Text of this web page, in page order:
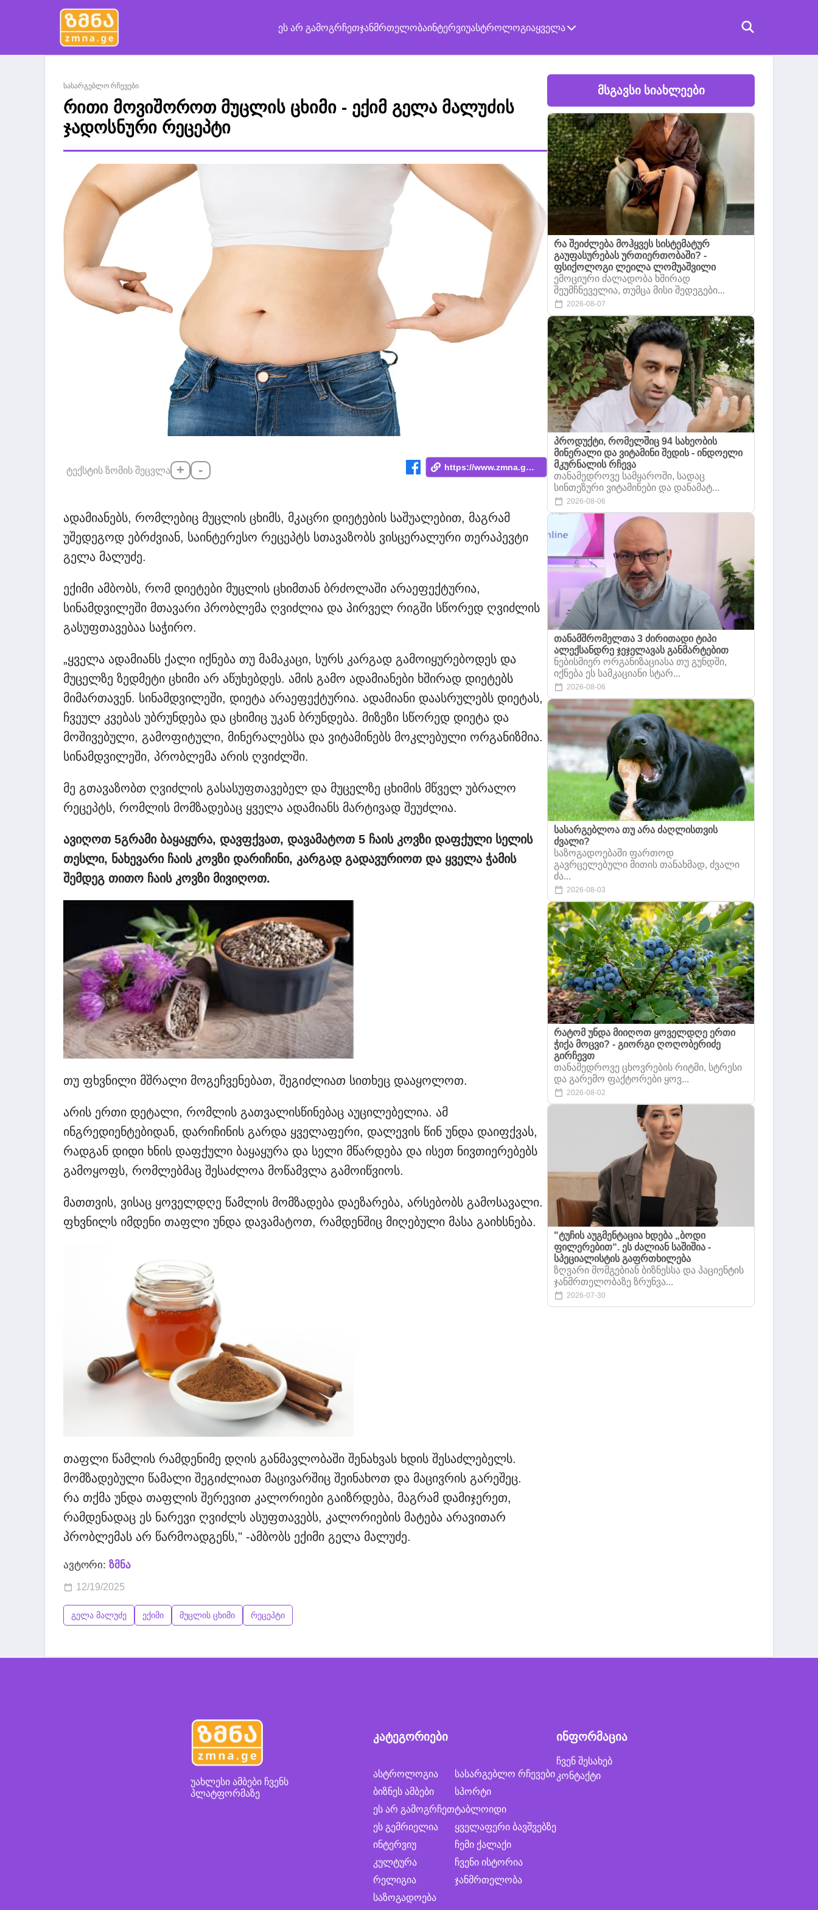
ეს არ გამოგრჩეთჯანმრთელობაინტერვიუასტროლოგიაყველა
სასარგებლო რჩევები
რითი მოვიშოროთ მუცლის ცხიმი - ექიმ გელა მალუძის
ჯადოსნური რეცეპტი
ტექსტის ზომის შეცვლა + - https://www.zmna.ge/news/mutslis-tskhimi...
ადამიანებს, რომლებიც მუცლის ცხიმს, მკაცრი დიეტების საშუალებით, მაგრამ
უშედეგოდ ებრძვიან, საინტერესო რეცეპტს სთავაზობს ვისცერალური თერაპევტი
გელა მალუძე.
ექიმი ამბობს, რომ დიეტები მუცლის ცხიმთან ბრძოლაში არაეფექტურია,
სინამდვილეში მთავარი პრობლემა ღვიძლია და პირველ რიგში სწორედ ღვიძლის
გასუფთავებაა საჭირო.
„ყველა ადამიანს ქალი იქნება თუ მამაკაცი, სურს კარგად გამოიყურებოდეს და
მუცელზე ზედმეტი ცხიმი არ აწუხებდეს. ამის გამო ადამიანები ხშირად დიეტებს
მიმართავენ. სინამდვილეში, დიეტა არაეფექტურია. ადამიანი დაასრულებს დიეტას,
ჩვეულ კვებას უბრუნდება და ცხიმიც უკან ბრუნდება. მიზეზი სწორედ დიეტა და
მოშივებული, გამოფიტული, მინერალებსა და ვიტამინებს მოკლებული ორგანიზმია.
სინამდვილეში, პრობლემა არის ღვიძლში.
მე გთავაზობთ ღვიძლის გასასუფთავებელ და მუცელზე ცხიმის მწველ უბრალო
რეცეპტს, რომლის მომზადებაც ყველა ადამიანს მარტივად შეუძლია.
ავიღოთ 5გრამი ბაყაყურა, დავფქვათ, დავამატოთ 5 ჩაის კოვზი დაფქული სელის
თესლი, ნახევარი ჩაის კოვზი დარიჩინი, კარგად გადავურიოთ და ყველა ჭამის
შემდეგ თითო ჩაის კოვზი მივიღოთ.
თუ ფხვნილი მშრალი მოგეჩვენებათ, შეგიძლიათ სითხეც დააყოლოთ.
არის ერთი დეტალი, რომლის გათვალისწინებაც აუცილებელია. ამ
ინგრედიენტებიდან, დარიჩინის გარდა ყველაფერი, დალევის წინ უნდა დაიფქვას,
რადგან დიდი ხნის დაფქული ბაყაყურა და სელი მწარდება და ისეთ ნივთიერებებს
გამოყოფს, რომლებმაც შესაძლოა მოწამვლა გამოიწვიოს.
მათთვის, ვისაც ყოველდღე წამლის მომზადება დაეზარება, არსებობს გამოსავალი.
ფხვნილს იმდენი თაფლი უნდა დავამატოთ, რამდენშიც მიღებული მასა გაიხსნება.
თაფლი წამლის რამდენიმე დღის განმავლობაში შენახვას ხდის შესაძლებელს.
მომზადებული წამალი შეგიძლიათ მაცივარშიც შეინახოთ და მაცივრის გარეშეც.
რა თქმა უნდა თაფლის შერევით კალორიები გაიზრდება, მაგრამ დამიჯერეთ,
რამდენადაც ეს ნარევი ღვიძლს ასუფთავებს, კალორიების მატება არავითარ
პრობლემას არ წარმოადგენს," -ამბობს ექიმი გელა მალუძე.
ავტორი: ზმნა
12/19/2025
გელა მალუძე ექიმი მუცლის ცხიმი რეცეპტი
მსგავსი სიახლეები
რა შეიძლება მოჰყვეს სისტემატურ
გაუფასურებას ურთიერთობაში? -
ფსიქოლოგი ლეილა ლომუაშვილი
ემოციური ძალადობა ხშირად
შეუმჩნეველია, თუმცა მისი შედეგები...
2026-08-07
პროდუქტი, რომელშიც 94 სახეობის
მინერალი და ვიტამინი შედის - ინდოელი
მკურნალის რჩევა
თანამედროვე სამყაროში, სადაც
სინთეზური ვიტამინები და დანამატ...
2026-08-06
თანამშრომელთა 3 ძირითადი ტიპი
ალექსანდრე ჯეჯელავას განმარტებით
ნებისმიერ ორგანიზაციასა თუ გუნდში,
იქნება ეს სამკაციანი სტარ...
2026-08-06
სასარგებლოა თუ არა ძაღლისთვის
ძვალი?
საზოგადოებაში ფართოდ
გავრცელებული მითის თანახმად, ძვალი
ძა...
2026-08-03
რატომ უნდა მიიღოთ ყოველდღე ერთი
ჭიქა მოცვი? - გიორგი ღოღობერიძე
გირჩევთ
თანამედროვე ცხოვრების რიტმი, სტრესი
და გარემო ფაქტორები ყოვ...
2026-08-02
"ტუჩის აუგმენტაცია ხდება „ბოდი
ფილერებით“. ეს ძალიან საშიშია -
სპეციალისტის გაფრთხილება
ზღვარი მომგებიან ბიზნესსა და პაციენტის
ჯანმრთელობაზე ზრუნვა...
2026-07-30
უახლესი ამბები ჩვენს
პლატფორმაზე
კატეგორიები
ასტროლოგია
ბიზნეს ამბები
ეს არ გამოგრჩეთ
ეს გემრიელია
ინტერვიუ
კულტურა
რელიგია
საზოგადოება
სასარგებლო რჩევები
სპორტი
ტაბლოიდი
ყველაფერი ბავშვებზე
ჩემი ქალაქი
ჩვენი ისტორია
ჯანმრთელობა
ინფორმაცია
ჩვენ შესახებ
კონტაქტი